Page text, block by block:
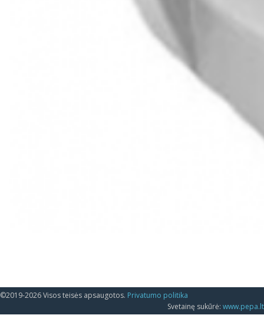
©2019-2026 Visos teisės apsaugotos. Privatumo politika
Svetainę sukūrė: www.pepa.lt